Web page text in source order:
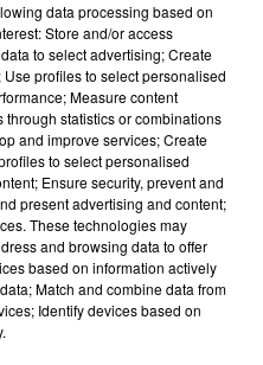
signé de vie depuis 5
recherches pour le
data processing based on
Store and/or access
to select advertising; Create
profiles to select personalised
Measure content
statistics or combinations
and improve services; Create
to select personalised
Ensure security, prevent and
present advertising and content;
These technologies may
and browsing data to offer
based on information actively
Match and combine data from
Identify devices based on